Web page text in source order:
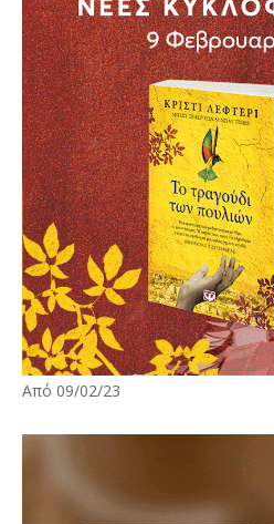
Από 09/02/23